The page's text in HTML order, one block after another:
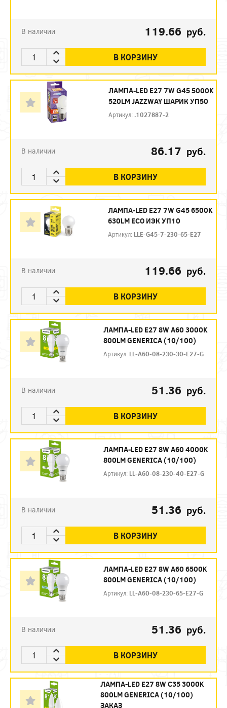
В наличии 119.66 руб.
В КОРЗИНУ
ЛАМПА-LED E27 7W G45 5000K
520LM JAZZWAY ШАРИК УП50
Артикул: .1027887-2
В наличии 86.17 руб.
В КОРЗИНУ
ЛАМПА-LED E27 7W G45 6500K
630LM ECO ИЭК УП10
Артикул: LLE-G45-7-230-65-E27
В наличии 119.66 руб.
В КОРЗИНУ
ЛАМПА-LED E27 8W A60 3000K
800LM GENERICA (10/100)
Артикул: LL-A60-08-230-30-E27-G
В наличии 51.36 руб.
В КОРЗИНУ
ЛАМПА-LED E27 8W A60 4000K
800LM GENERICA (10/100)
Артикул: LL-A60-08-230-40-E27-G
В наличии 51.36 руб.
В КОРЗИНУ
ЛАМПА-LED E27 8W A60 6500K
800LM GENERICA (10/100)
Артикул: LL-A60-08-230-65-E27-G
В наличии 51.36 руб.
В КОРЗИНУ
ЛАМПА-LED E27 8W C35 3000K
800LM GENERICA (10/100)
ЗАКАЗ